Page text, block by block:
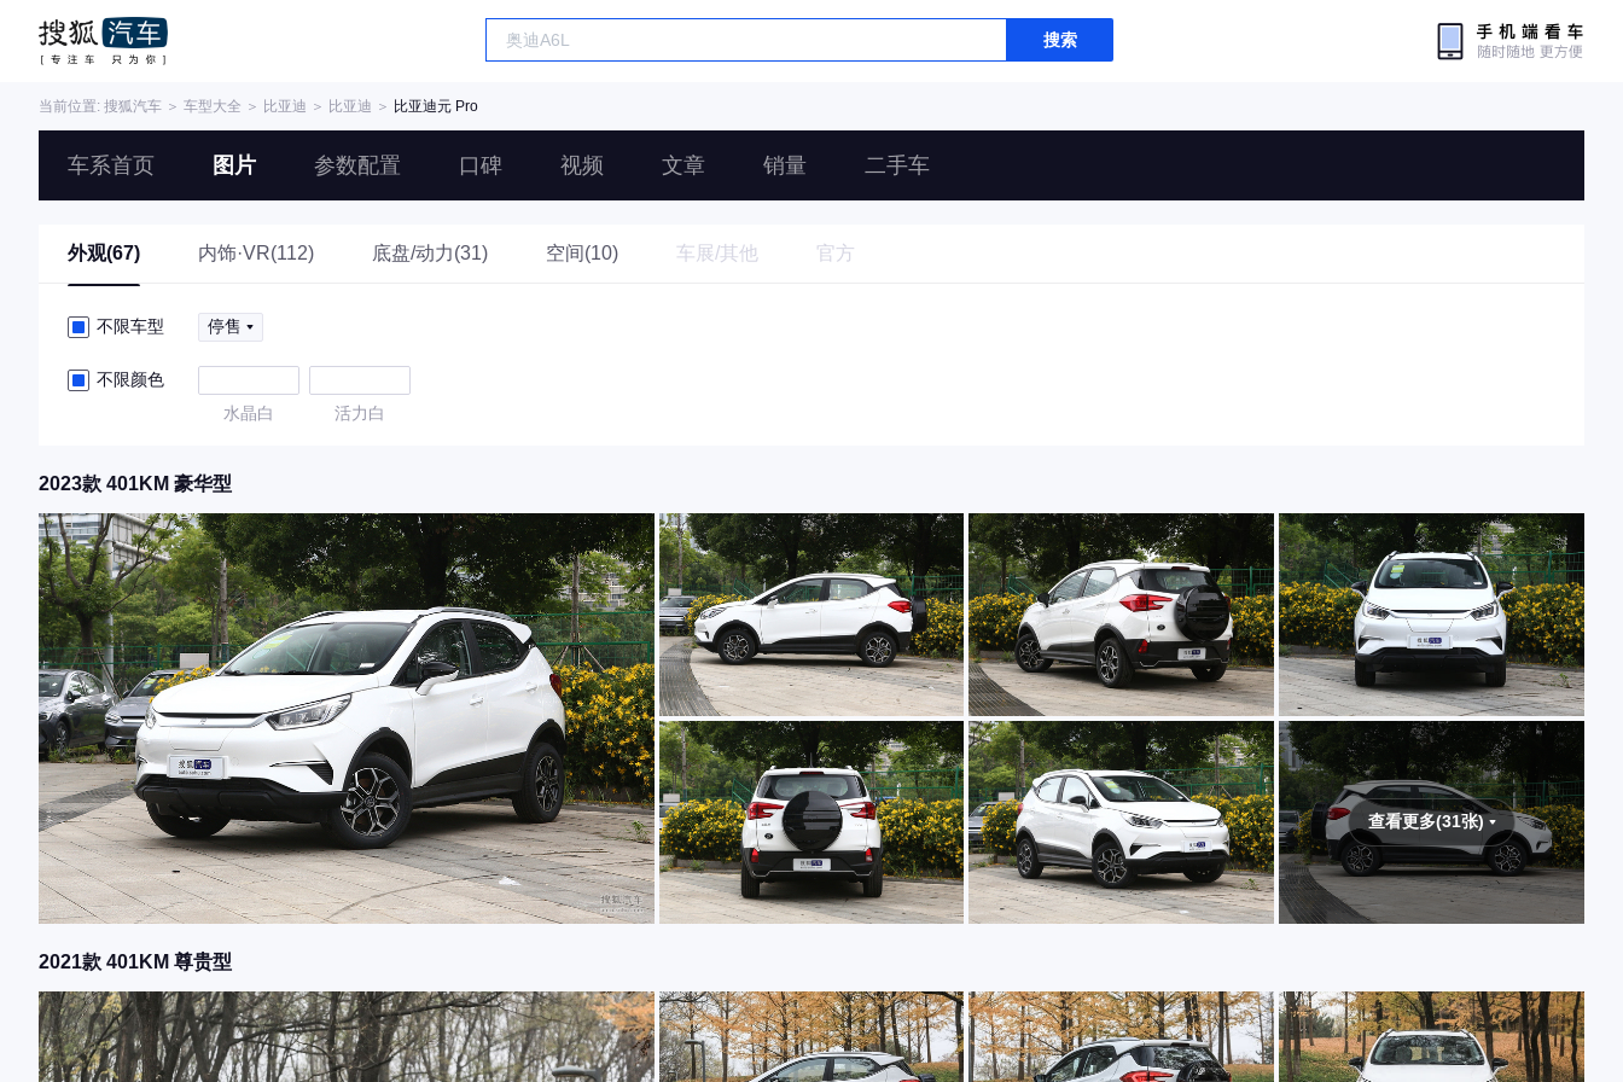
搜索
当前位置: 搜狐汽车 ＞ 车型大全 ＞ 比亚迪 ＞ 比亚迪 ＞ 比亚迪元 Pro
车系首页 图片 参数配置 口碑 视频 文章 销量 二手车
外观(67) 内饰·VR(112) 底盘/动力(31) 空间(10) 车展/其他 官方
不限车型 停售
不限颜色
水晶白
活力白
2023款 401KM 豪华型
查看更多(31张)
2021款 401KM 尊贵型